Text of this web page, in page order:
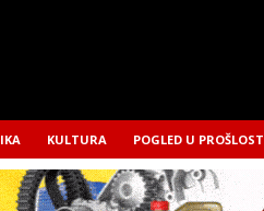
KULTURA POGLED U PROŠLOST